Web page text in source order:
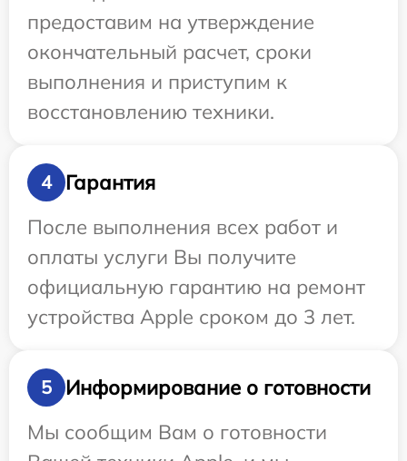
предоставим на утверждение
окончательный расчет, сроки
выполнения и приступим к
восстановлению техники.
4
Гарантия
После выполнения всех работ и
оплаты услуги Вы получите
официальную гарантию на ремонт
устройства Apple сроком до 3 лет.
5
Информирование о готовности
Мы сообщим Вам о готовности